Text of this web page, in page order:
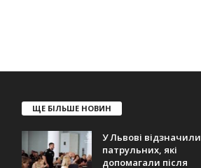
ЩЕ БІЛЬШЕ НОВИН
У Львові відзначили
патрульних, які
допомагали після